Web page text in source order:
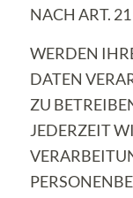
NACH ART.
WERDEN
DATEN
ZU
JEDERZEIT